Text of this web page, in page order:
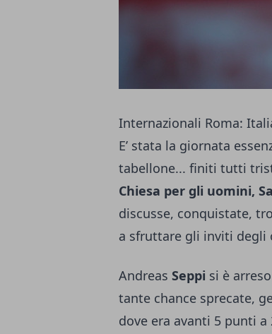
Internazionali Roma:
E’ stata la giornata
tabellone... finiti tutti
Chiesa per gli uomini,
discusse, conquistate,
a sfruttare gli inviti degli
Andreas Seppi si è
tante chance sprecate,
dove era avanti 5 punti